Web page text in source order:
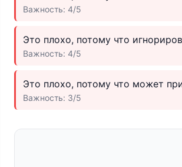
Важность: 4/5
Это плохо, потому что
Важность: 4/5
Это плохо, потому что может
Важность: 3/5